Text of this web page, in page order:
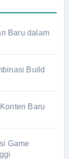
Baru dalam
Build
Baru
Game